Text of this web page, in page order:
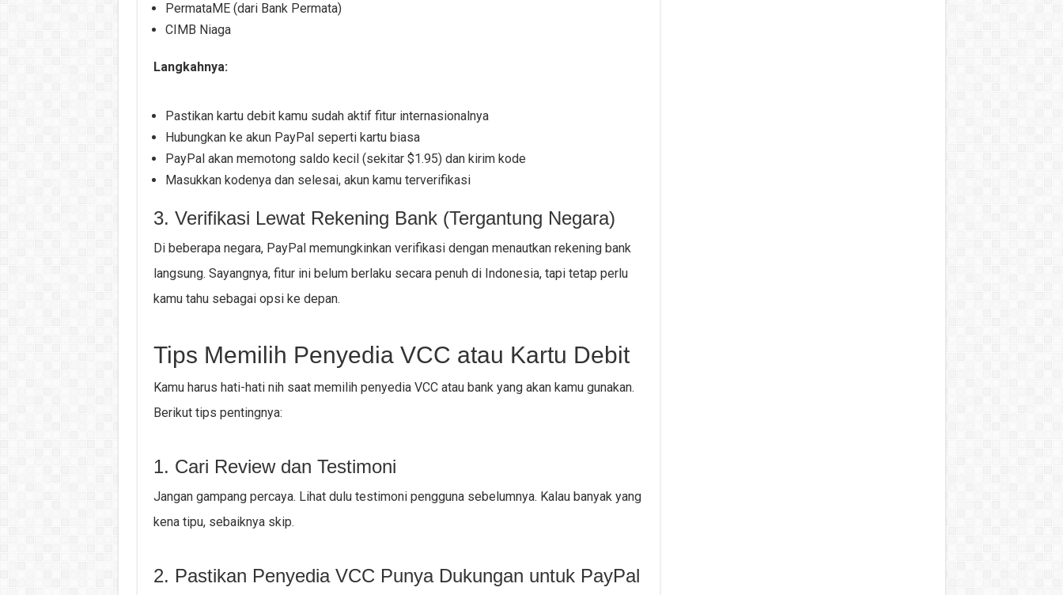
PermataME (dari Bank Permata)
CIMB Niaga
Langkahnya:
Pastikan kartu debit kamu sudah aktif fitur internasionalnya
Hubungkan ke akun PayPal seperti kartu biasa
PayPal akan memotong saldo kecil (sekitar $1.95) dan kirim kode
Masukkan kodenya dan selesai, akun kamu terverifikasi
3. Verifikasi Lewat Rekening Bank (Tergantung Negara)
Di beberapa negara, PayPal memungkinkan verifikasi dengan menautkan rekening bank
langsung. Sayangnya, fitur ini belum berlaku secara penuh di Indonesia, tapi tetap perlu
kamu tahu sebagai opsi ke depan.
Tips Memilih Penyedia VCC atau Kartu Debit
Kamu harus hati-hati nih saat memilih penyedia VCC atau bank yang akan kamu gunakan.
Berikut tips pentingnya:
1. Cari Review dan Testimoni
Jangan gampang percaya. Lihat dulu testimoni pengguna sebelumnya. Kalau banyak yang
kena tipu, sebaiknya skip.
2. Pastikan Penyedia VCC Punya Dukungan untuk PayPal